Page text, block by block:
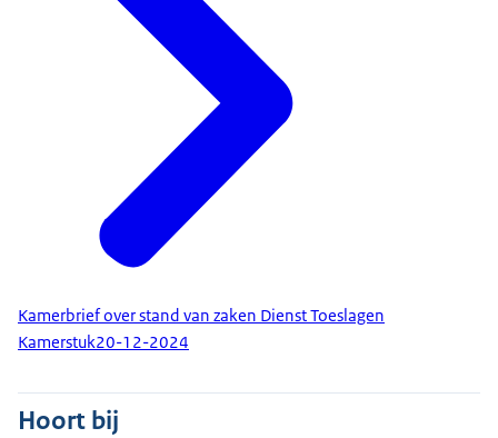
Kamerbrief over stand van zaken Dienst Toeslagen
Kamerstuk20-12-2024
Hoort bij